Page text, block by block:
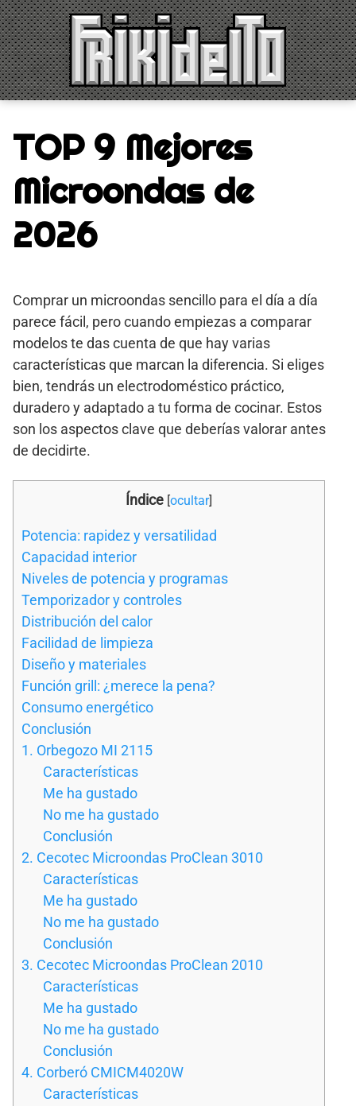
Saltar
al
contenido
TOP 9 Mejores
Microondas de
2026
Comprar un microondas sencillo para el día a día
parece fácil, pero cuando empiezas a comparar
modelos te das cuenta de que hay varias
características que marcan la diferencia. Si eliges
bien, tendrás un electrodoméstico práctico,
duradero y adaptado a tu forma de cocinar. Estos
son los aspectos clave que deberías valorar antes
de decidirte.
Índice [ocultar]
Potencia: rapidez y versatilidad
Capacidad interior
Niveles de potencia y programas
Temporizador y controles
Distribución del calor
Facilidad de limpieza
Diseño y materiales
Función grill: ¿merece la pena?
Consumo energético
Conclusión
1. Orbegozo MI 2115
Características
Me ha gustado
No me ha gustado
Conclusión
2. Cecotec Microondas ProClean 3010
Características
Me ha gustado
No me ha gustado
Conclusión
3. Cecotec Microondas ProClean 2010
Características
Me ha gustado
No me ha gustado
Conclusión
4. Corberó CMICM4020W
Características